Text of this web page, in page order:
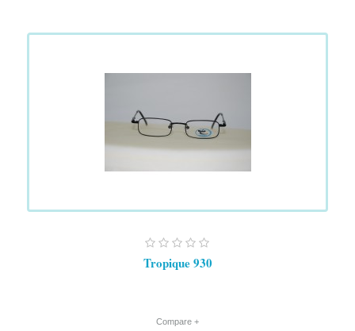
Tropique 930
+ Compare